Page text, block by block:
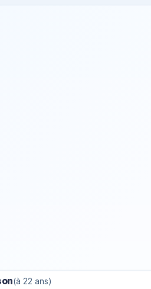
(à 22 ans)